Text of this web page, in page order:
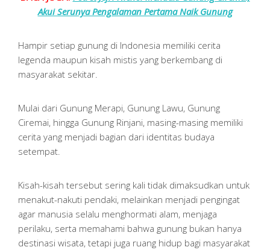
Akui Serunya Pengalaman Pertama Naik Gunung
Hampir setiap gunung di Indonesia memiliki cerita
legenda maupun kisah mistis yang berkembang di
masyarakat sekitar.
Mulai dari Gunung Merapi, Gunung Lawu, Gunung
Ciremai, hingga Gunung Rinjani, masing-masing memiliki
cerita yang menjadi bagian dari identitas budaya
setempat.
Kisah-kisah tersebut sering kali tidak dimaksudkan untuk
menakut-nakuti pendaki, melainkan menjadi pengingat
agar manusia selalu menghormati alam, menjaga
perilaku, serta memahami bahwa gunung bukan hanya
destinasi wisata, tetapi juga ruang hidup bagi masyarakat